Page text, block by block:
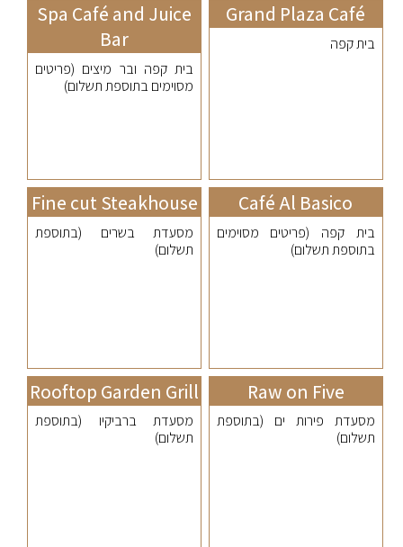
Grand Plaza Café
בית קפה
Spa Café and Juice
Bar
בית קפה ובר מיצים (פריטים
מסוימים בתוספת תשלום)
Café Al Basico
בית קפה (פריטים מסוימים
בתוספת תשלום)
Fine cut Steakhouse
מסעדת בשרים (בתוספת
תשלום)
Raw on Five
מסעדת פירות ים (בתוספת
תשלום)
Rooftop Garden Grill
מסעדת ברביקיו (בתוספת
תשלום)